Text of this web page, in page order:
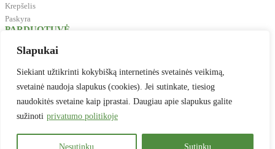
Slapukai
Siekiant užtikrinti kokybišką internetinės svetainės veikimą,
svetainė naudoja slapukus (cookies). Jei sutinkate, tiesiog
naudokitės svetaine kaip įprastai. Daugiau apie slapukus galite
sužinoti privatumo politikoje
Nesutinku Sutinku
Krepšelis
Paskyra
PARDUOTUVĖ
Biuro reikmenys
Prekės vaikų kūrybai
Antspaudai
Baldai